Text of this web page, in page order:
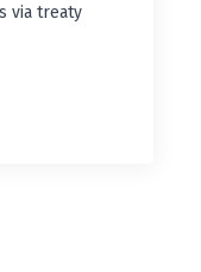
via treaty